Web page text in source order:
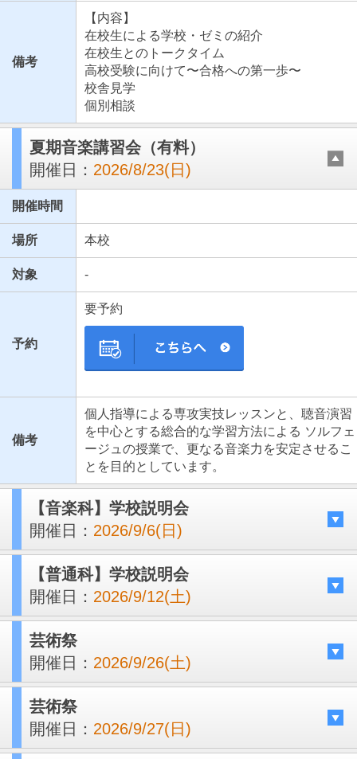
備考
【内容】
在校生による学校・ゼミの紹介
在校生とのトークタイム
高校受験に向けて〜合格への第一歩〜
校舎見学
個別相談
夏期音楽講習会（有料）
開催日： 2026/8/23(日)
開催時間
場所 本校
対象 -
予約
要予約
備考
個人指導による専攻実技レッスンと、聴音演習
を中心とする総合的な学習方法による ソルフェ
ージュの授業で、更なる音楽力を安定させるこ
とを目的としています。
【音楽科】学校説明会
開催日： 2026/9/6(日)
【普通科】学校説明会
開催日： 2026/9/12(土)
芸術祭
開催日： 2026/9/26(土)
芸術祭
開催日： 2026/9/27(日)